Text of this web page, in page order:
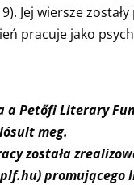
Jej wiersze
pracuje jako
a Petőfi Literary
meg.
została
promującego